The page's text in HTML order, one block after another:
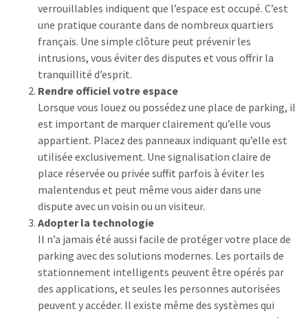
verrouillables indiquent que l’espace est occupé. C’est
une pratique courante dans de nombreux quartiers
français. Une simple clôture peut prévenir les
intrusions, vous éviter des disputes et vous offrir la
tranquillité d’esprit.
Rendre officiel votre espace
Lorsque vous louez ou possédez une place de parking, il
est important de marquer clairement qu’elle vous
appartient. Placez des panneaux indiquant qu’elle est
utilisée exclusivement. Une signalisation claire de
place réservée ou privée suffit parfois à éviter les
malentendus et peut même vous aider dans une
dispute avec un voisin ou un visiteur.
Adopter la technologie
Il n’a jamais été aussi facile de protéger votre place de
parking avec des solutions modernes. Les portails de
stationnement intelligents peuvent être opérés par
des applications, et seules les personnes autorisées
peuvent y accéder. Il existe même des systèmes qui